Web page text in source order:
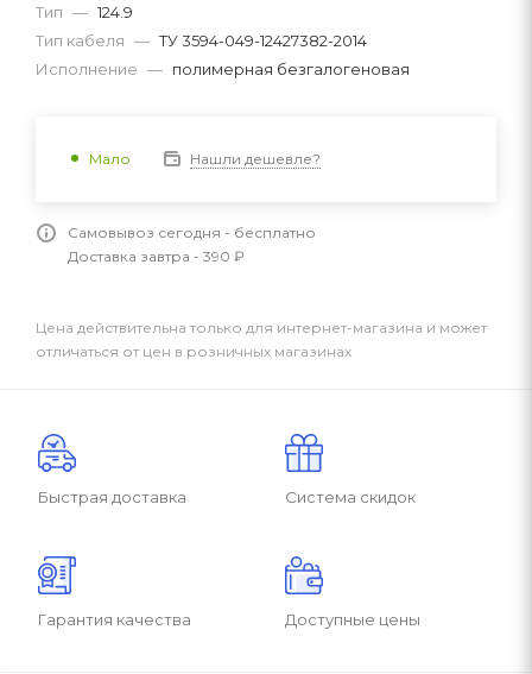
Тип — 124.9
Тип кабеля — ТУ 3594-049-12427382-2014
Исполнение — полимерная безгалогеновая
Мало Нашли дешевле?
Самовывоз сегодня - бесплатно
Доставка завтра - 390 ₽
Цена действительна только для интернет-магазина и может
отличаться от цен в розничных магазинах
Быстрая доставка Система скидок
Гарантия качества Доступные цены